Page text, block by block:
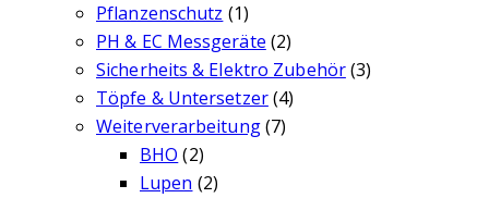
Pflanzenschutz (1)
PH & EC Messgeräte (2)
Sicherheits & Elektro Zubehör(3)
Töpfe & Untersetzer(4)
Weiterverarbeitung(7)
BHO (2)
Lupen (2)